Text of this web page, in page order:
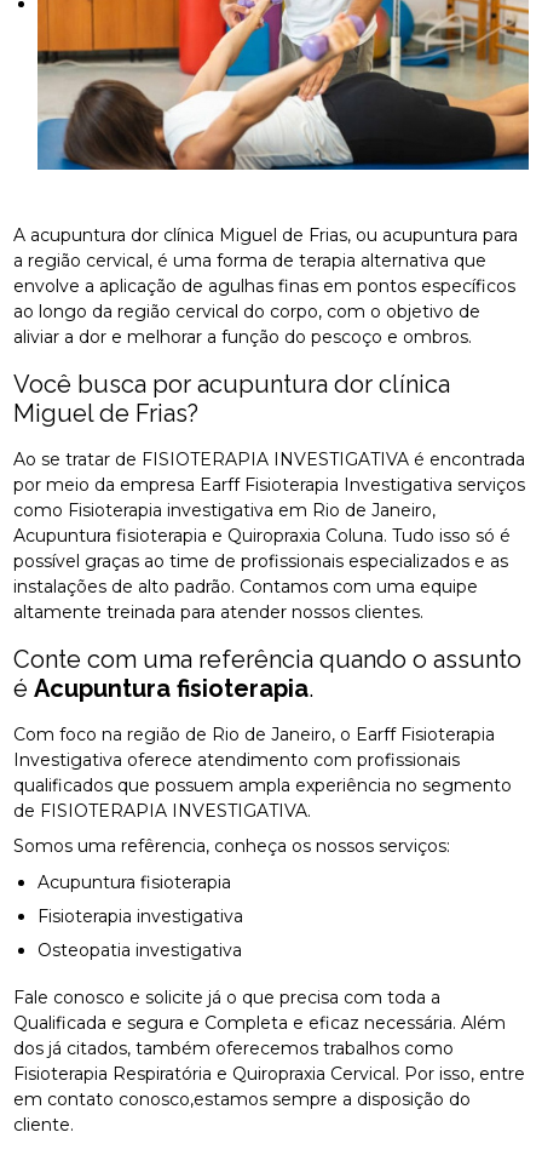
A acupuntura dor clínica Miguel de Frias, ou acupuntura para
a região cervical, é uma forma de terapia alternativa que
envolve a aplicação de agulhas finas em pontos específicos
ao longo da região cervical do corpo, com o objetivo de
aliviar a dor e melhorar a função do pescoço e ombros.
Você busca por acupuntura dor clínica
Miguel de Frias?
Ao se tratar de FISIOTERAPIA INVESTIGATIVA é encontrada
por meio da empresa Earff Fisioterapia Investigativa serviços
como Fisioterapia investigativa em Rio de Janeiro,
Acupuntura fisioterapia e Quiropraxia Coluna. Tudo isso só é
possível graças ao time de profissionais especializados e as
instalações de alto padrão. Contamos com uma equipe
altamente treinada para atender nossos clientes.
Conte com uma referência quando o assunto
éAcupuntura fisioterapia.
Com foco na região de Rio de Janeiro, o Earff Fisioterapia
Investigativa oferece atendimento com profissionais
qualificados que possuem ampla experiência no segmento
de FISIOTERAPIA INVESTIGATIVA.
Somos uma refêrencia, conheça os nossos serviços:
Acupuntura fisioterapia
Fisioterapia investigativa
Osteopatia investigativa
Fale conosco e solicite já o que precisa com toda a
Qualificada e segura e Completa e eficaz necessária. Além
dos já citados, também oferecemos trabalhos como
Fisioterapia Respiratória e Quiropraxia Cervical. Por isso, entre
em contato conosco,estamos sempre a disposição do
cliente.